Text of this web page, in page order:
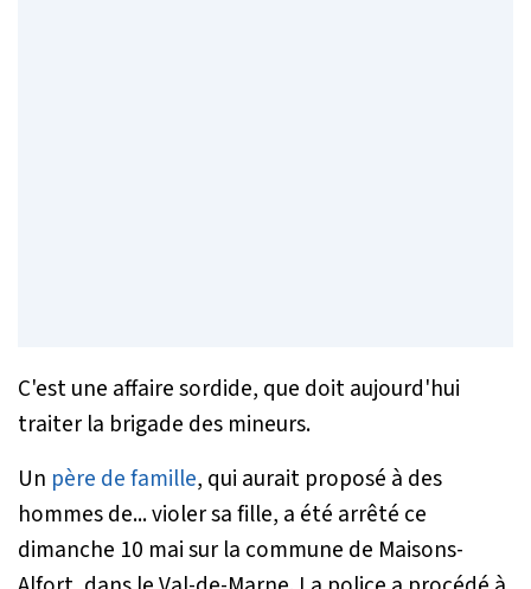
C'est une affaire sordide, que doit aujourd'hui
traiter la brigade des mineurs.
Un père de famille, qui aurait proposé à des
hommes de... violer sa fille, a été arrêté ce
dimanche 10 mai sur la commune de Maisons-